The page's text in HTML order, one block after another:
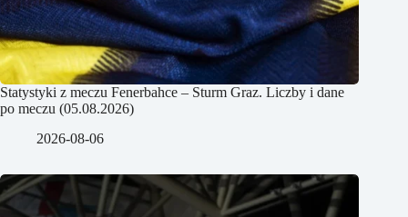
Statystyki z meczu Fenerbahce – Sturm Graz. Liczby i dane
po meczu (05.08.2026)
2026-08-06